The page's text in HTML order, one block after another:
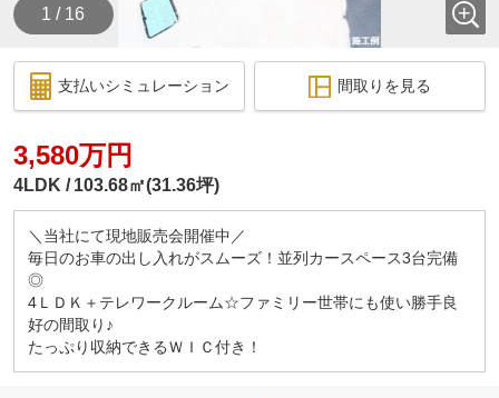
1 / 16
支払いシミュレーション 間取りを見る
3,580万円
4LDK 103.68㎡(31.36坪)
＼当社にて現地販売会開催中／
毎日のお車の出し入れがスムーズ！並列カースペース3台完備
◎
4ＬＤＫ＋テレワークルーム☆ファミリー世帯にも使い勝手良
好の間取り♪
たっぷり収納できるＷＩＣ付き！